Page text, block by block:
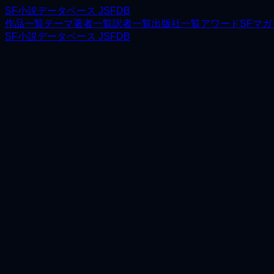
SF小説データベース JSFDB
作品一覧テーマ著者一覧訳者一覧出版社一覧アワードSFマガ
SF小説データベース JSFDB